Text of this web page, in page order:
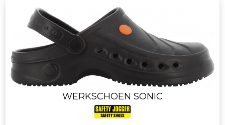
WERKSCHOEN SONIC